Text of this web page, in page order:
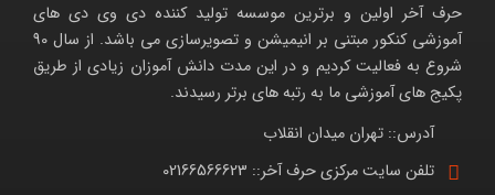
حرف آخر اولین و برترین موسسه تولید کننده دی وی دی های
آموزشی کنکور مبتنی بر انیمیشن و تصویرسازی می باشد. از سال 90
شروع به فعالیت کردیم و در این مدت دانش آموزان زیادی از طریق
پکیج های آموزشی ما به رتبه های برتر رسیدند.
آدرس:: تهران میدان انقلاب
تلفن سایت مرکزی حرف آخر:: 02166566623